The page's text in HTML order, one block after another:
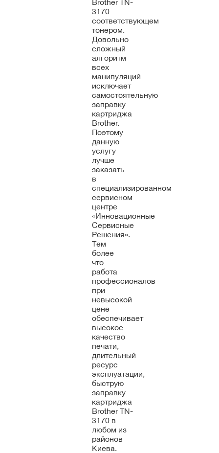
Brother TN-
3170
соответствующем
тонером.
Довольно
сложный
алгоритм
всех
манипуляций
исключает
самостоятельную
заправку
картриджа
Brother.
Поэтому
данную
услугу
лучше
заказать
в
специализированном
сервисном
центре
«Инновационные
Сервисные
Решения».
Тем
более
что
работа
профессионалов
при
невысокой
цене
обеспечивает
высокое
качество
печати,
длительный
ресурс
эксплуатации,
быструю
заправку
картриджа
Brother TN-
3170 в
любом из
районов
Киева.